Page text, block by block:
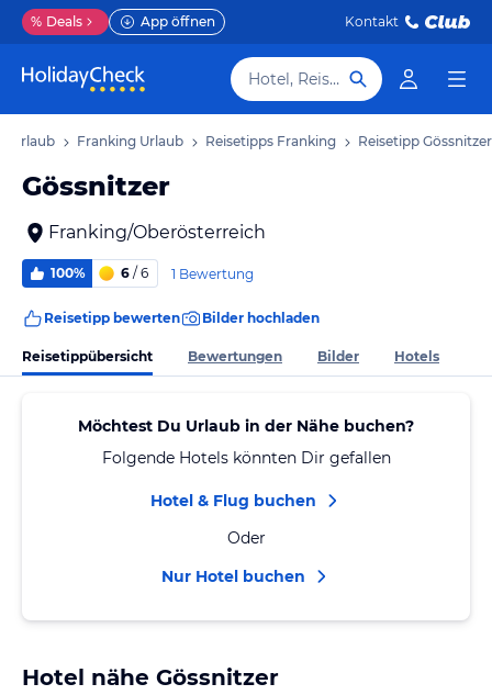
% Deals App öffnen Kontakt
Hotel, Reiseziel
Urlaub Franking Urlaub Reisetipps Franking Reisetipp Gössnitzer
Gössnitzer
Franking/Oberösterreich
100% 6 / 6 1 Bewertung
Reisetipp bewerten Bilder hochladen
Reisetippübersicht Bewertungen Bilder Hotels
Möchtest Du Urlaub in der Nähe buchen?
Folgende Hotels könnten Dir gefallen
Hotel & Flug buchen
Oder
Nur Hotel buchen
Hotel nähe Gössnitzer